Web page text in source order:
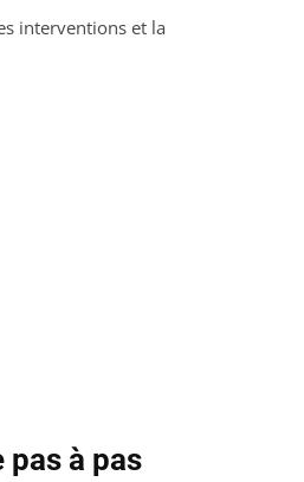
interventions et la
à pas